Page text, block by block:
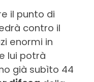
il punto di
contro il
enormi in
lui potrà
già subìto 44